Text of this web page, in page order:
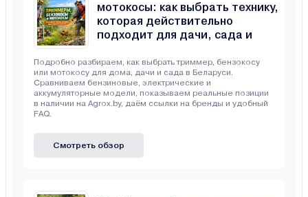
мотокосы: как выбрать технику,
которая действительно
подходит для дачи, сада и
Подробно разбираем, как выбрать триммер, бензокосу
или мотокосу для дома, дачи и сада в Беларуси.
Сравниваем бензиновые, электрические и
аккумуляторные модели, показываем реальные позиции
в наличии на Agrox.by, даём ссылки на бренды и удобный
FAQ.
Смотреть обзор